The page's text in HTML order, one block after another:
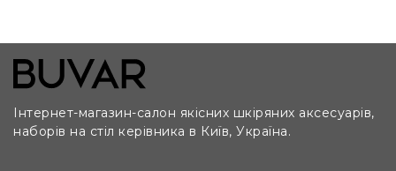
Інтернет-магазин-салон якісних шкіряних аксесуарів,
наборів на стіл керівника в Київ, Україна.